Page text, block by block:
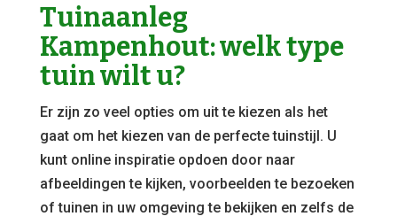
Tuinaanleg
Kampenhout: welk type
tuin wilt u?
Er zijn zo veel opties om uit te kiezen als het
gaat om het kiezen van de perfecte tuinstijl. U
kunt online inspiratie opdoen door naar
afbeeldingen te kijken, voorbeelden te bezoeken
of tuinen in uw omgeving te bekijken en zelfs de